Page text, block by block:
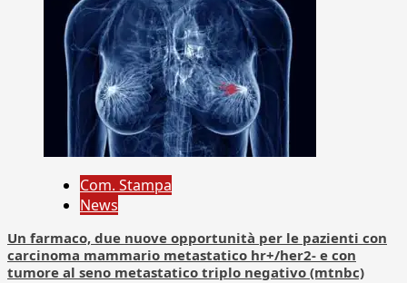
Com. Stampa
News
Un farmaco, due nuove opportunità per le pazienti con
carcinoma mammario metastatico hr+/her2- e con
tumore al seno metastatico triplo negativo (mtnbc)